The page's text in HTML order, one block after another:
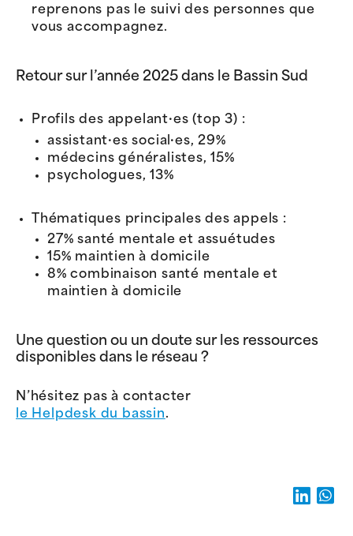
reprenons pas le suivi des personnes que
vous accompagnez.
Retour sur l’année 2025 dans le Bassin Sud
Profils des appelant·es (top 3) :
assistant·es social·es, 29%
médecins généralistes, 15%
psychologues, 13%
Thématiques principales des appels :
27% santé mentale et assuétudes
15% maintien à domicile
8% combinaison santé mentale et
maintien à domicile
Une question ou un doute sur les ressources
disponibles dans le réseau ?
N’hésitez pas à contacter
le Helpdesk du bassin.